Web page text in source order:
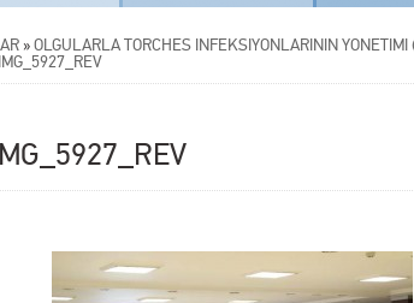
»OLGULARLA TORCHES İNFEKSİYONLARININ
IMG_5927_REV